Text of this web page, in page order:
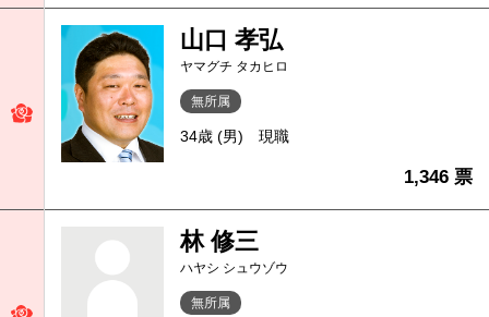
山口 孝弘
ヤマグチ タカヒロ
無所属
34歳 (男) 現職
1,346 票
林 修三
ハヤシ シュウゾウ
無所属